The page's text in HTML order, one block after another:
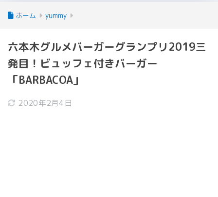
ホーム yummy
六本木グルメバーガーグランプリ2019三
発目！ビュッフェ付きバーガー
「BARBACOA」
2020年2月4日